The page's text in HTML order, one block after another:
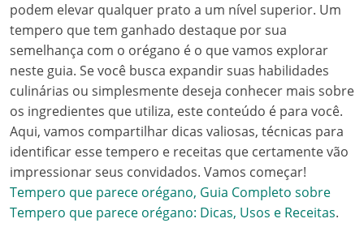
podem elevar qualquer prato a um nível superior. Um
tempero que tem ganhado destaque por sua
semelhança com o orégano é o que vamos explorar
neste guia. Se você busca expandir suas habilidades
culinárias ou simplesmente deseja conhecer mais sobre
os ingredientes que utiliza, este conteúdo é para você.
Aqui, vamos compartilhar dicas valiosas, técnicas para
identificar esse tempero e receitas que certamente vão
impressionar seus convidados. Vamos começar!
Tempero que parece orégano, Guia Completo sobre
Tempero que parece orégano: Dicas, Usos e Receitas.